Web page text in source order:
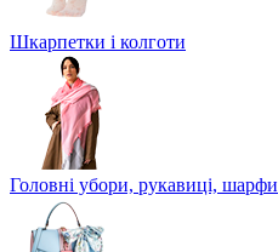
Шкарпетки і колготи
Головні убори, рукавиці, шарфи